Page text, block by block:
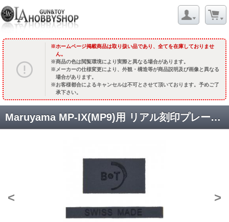
ホームページ掲載商品は取り扱い品であり、全てを在庫しておりませ
ん。
商品の色は閲覧環境により実際と異なる場合があります。
メーカーの仕様変更により、外観・構造等が商品説明及び画像と異なる
場合があります。
お客様都合によるキャンセルは不可とさせて頂いております。予めご了
承下さい。
Maruyama MP-IX(MP9)用 リアル刻印プレートセット [TOP-MP9-005] [取寄]
< >